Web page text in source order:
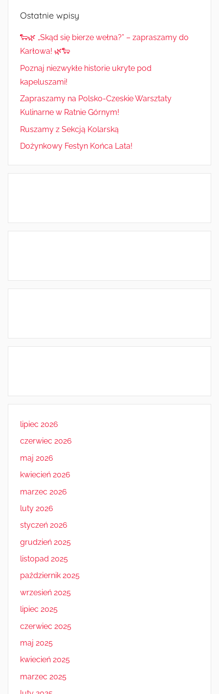
Ostatnie wpisy
🐑🌿 „Skąd się bierze wełna?” – zapraszamy do
Karłowa! 🌿🐑
Poznaj niezwykłe historie ukryte pod
kapeluszami!
Zapraszamy na Polsko-Czeskie Warsztaty
Kulinarne w Ratnie Górnym!
Ruszamy z Sekcją Kolarską
Dożynkowy Festyn Końca Lata!
lipiec 2026
czerwiec 2026
maj 2026
kwiecień 2026
marzec 2026
luty 2026
styczeń 2026
grudzień 2025
listopad 2025
październik 2025
wrzesień 2025
lipiec 2025
czerwiec 2025
maj 2025
kwiecień 2025
marzec 2025